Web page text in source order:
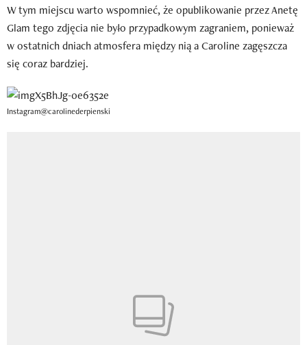
W tym miejscu warto wspomnieć, że opublikowanie przez Anetę
Glam tego zdjęcia nie było przypadkowym zagraniem, ponieważ
w ostatnich dniach atmosfera między nią a Caroline zagęszcza
się coraz bardziej.
Instagram@carolinederpienski